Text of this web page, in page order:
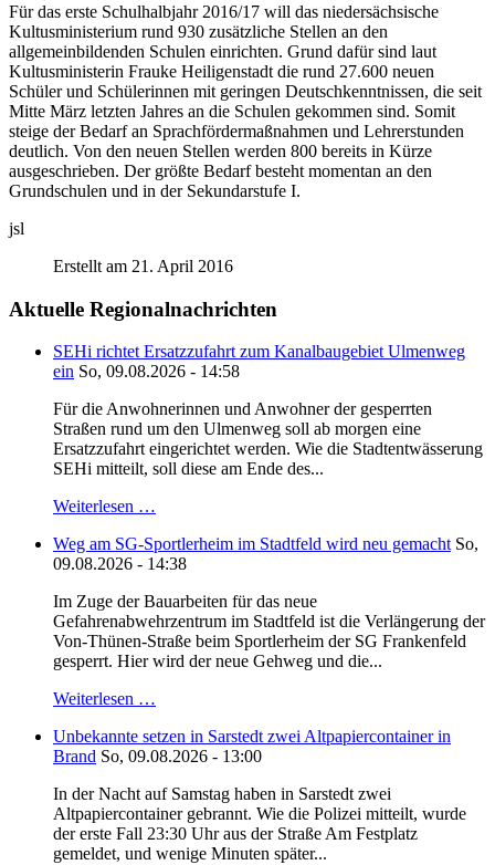
Für das erste Schulhalbjahr 2016/17 will das niedersächsische
Kultusministerium rund 930 zusätzliche Stellen an den
allgemeinbildenden Schulen einrichten. Grund dafür sind laut
Kultusministerin Frauke Heiligenstadt die rund 27.600 neuen
Schüler und Schülerinnen mit geringen Deutschkenntnissen, die seit
Mitte März letzten Jahres an die Schulen gekommen sind. Somit
steige der Bedarf an Sprachfördermaßnahmen und Lehrerstunden
deutlich. Von den neuen Stellen werden 800 bereits in Kürze
ausgeschrieben. Der größte Bedarf besteht momentan an den
Grundschulen und in der Sekundarstufe I.
jsl
Erstellt am 21. April 2016
Aktuelle Regionalnachrichten
SEHi richtet Ersatzzufahrt zum Kanalbaugebiet Ulmenweg
ein So, 09.08.2026 - 14:58
Für die Anwohnerinnen und Anwohner der gesperrten
Straßen rund um den Ulmenweg soll ab morgen eine
Ersatzzufahrt eingerichtet werden. Wie die Stadtentwässerung
SEHi mitteilt, soll diese am Ende des...
Weiterlesen …
Weg am SG-Sportlerheim im Stadtfeld wird neu gemacht So,
09.08.2026 - 14:38
Im Zuge der Bauarbeiten für das neue
Gefahrenabwehrzentrum im Stadtfeld ist die Verlängerung der
Von-Thünen-Straße beim Sportlerheim der SG Frankenfeld
gesperrt. Hier wird der neue Gehweg und die...
Weiterlesen …
Unbekannte setzen in Sarstedt zwei Altpapiercontainer in
Brand So, 09.08.2026 - 13:00
In der Nacht auf Samstag haben in Sarstedt zwei
Altpapiercontainer gebrannt. Wie die Polizei mitteilt, wurde
der erste Fall 23:30 Uhr aus der Straße Am Festplatz
gemeldet, und wenige Minuten später...